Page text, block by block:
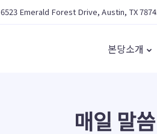
6523 Emerald Forest Drive, Austin, TX
본당소개
매일 말